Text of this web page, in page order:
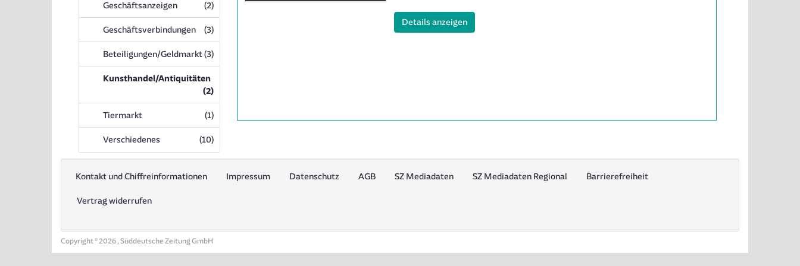
Geschäftsanzeigen (2Anzeigen
)
Geschäftsverbindungen (3Anzeigen
)
Beteiligungen/Geldmarkt(3Anzeigen
)
Kunsthandel/Antiquitäten
(2Anzeigen
)
Tiermarkt (1Anzeigen
)
Verschiedenes (10Anzeigen
)
Details anzeigen(ID: 1997079)
Kontakt und Chiffreinformationen Impressum Datenschutz AGB SZ Mediadaten SZ Mediadaten Regional Barrierefreiheit
Vertrag widerrufen
Copyright © 2026 , Süddeutsche Zeitung GmbH